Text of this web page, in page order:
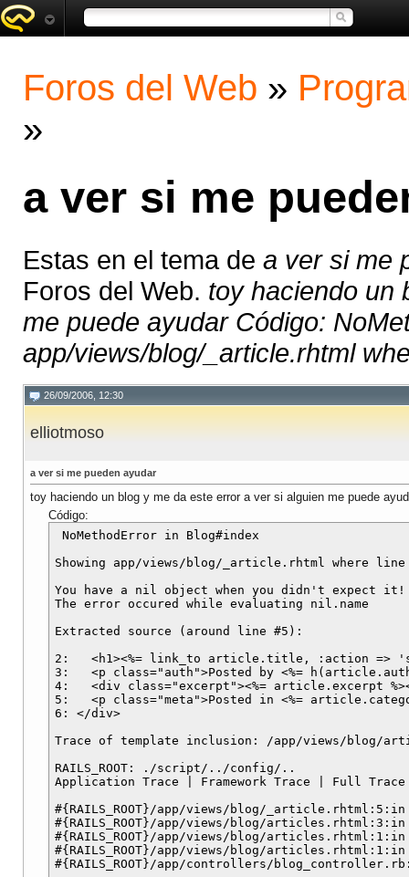
Foros del Web »
»
a ver si me
Estas en el tema de a ver si me
Foros del Web. toy haciendo un
me puede ayudar Código:
app/views/blog/_article.rhtml
26/09/2006, 12:30
elliotmoso
a ver si me pueden ayudar
toy haciendo un blog y me da este error a ver si alguien me puede
Código:
NoMethodError in Blog#index
Showing app/views/blog/_article.rhtml where
You have a nil object when you didn't expect it!
The error occured while evaluating nil.name
Extracted source (around line #5):
2:   <h1><%= link_to article.title, :action =>
3:   <p class="auth">Posted by <%=
4:   <div class="excerpt"><%= article.excerpt
5:   <p class="meta">Posted in <%=
6: </div>
Trace of template inclusion: /app/views/blog/
RAILS_ROOT: ./script/../config/..
Application Trace | Framework Trace | Full Trace
#{RAILS_ROOT}/app/views/blog/
#{RAILS_ROOT}/app/views/blog/
#{RAILS_ROOT}/app/views/blog/
#{RAILS_ROOT}/app/views/blog/